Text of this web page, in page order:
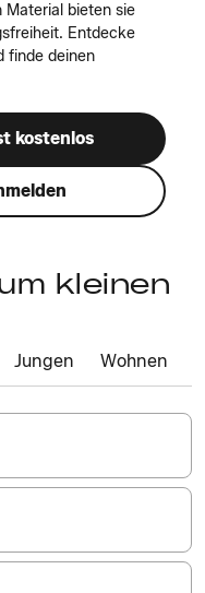
Material bieten sie
Entdecke
finde deinen
kostenlos
kleinen
Jungen Wohnen